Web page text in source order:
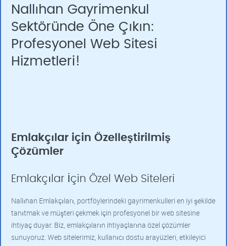
Nallıhan Gayrimenkul
Sektöründe Öne Çıkın:
Profesyonel Web Sitesi
Hizmetleri!
Emlakçılar için Özelleştirilmiş
Çözümler
Emlakçılar İçin Özel Web Siteleri
Nallıhan Emlakçıları, portföylerindeki gayrimenkulleri en iyi şekilde
tanıtmak ve müşteri çekmek için profesyonel bir web sitesine
ihtiyaç duyar. Biz, emlakçıların ihtiyaçlarına özel çözümler
sunuyoruz. Web sitelerimiz, kullanıcı dostu arayüzleri, etkileyici